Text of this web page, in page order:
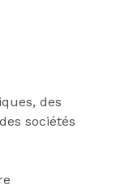
des
sociétés